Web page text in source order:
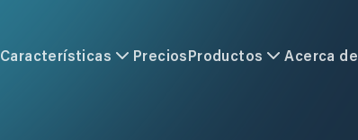
Características PreciosProductos Acerca de